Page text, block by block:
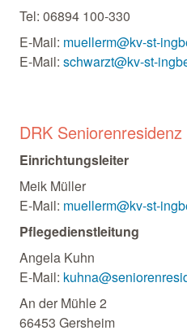
Tel: 06894 100-330
E-Mail: muellerm@kv-st-
E-Mail: schwarzt@kv-st-
DRK
Einrichtungsleiter
Meik Müller
E-Mail: muellerm@kv-st-
Pflegedienstleitung
Angela Kuhn
E-Mail:
An der Mühle 2
66453 Gersheim